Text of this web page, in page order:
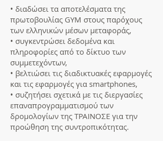
• διαδώσει τα αποτελέσματα της
πρωτοβουλίας GYM στους παρόχους
των ελληνικών μέσων μεταφοράς,
• συγκεντρώσει δεδομένα και
πληροφορίες από το δίκτυο των
συμμετεχόντων,
• βελτιώσει τις διαδικτυακές εφαρμογές
και τις εφαρμογές για smartphones,
• συζητήσει σχετικά με τις διεργασίες
επαναπρογραμματισμού των
δρομολογίων της ΤΡΑΙΝΟΣΕ για την
προώθηση της συντροπικότητας.